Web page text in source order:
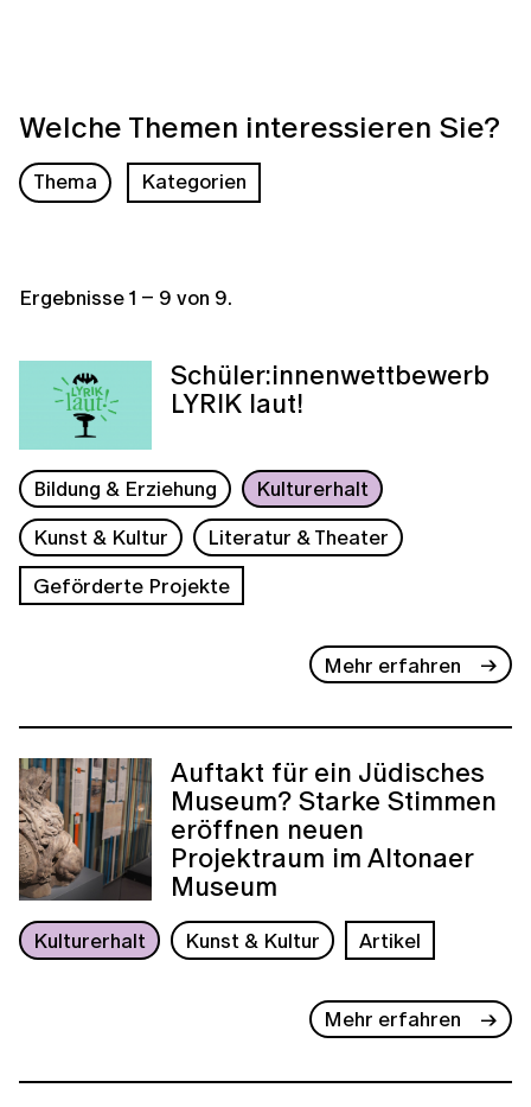
Welche Themen interessieren Sie?
Thema Kategorien
Ergebnisse1 – 9 von 9.
Schüler:innenwettbewerb
LYRIK laut!
Bildung & Erziehung
Kulturerhalt
Kunst & Kultur
Literatur & Theater
Geförderte Projekte
Mehr erfahren
Auftakt für ein Jüdisches
Museum? Starke Stimmen
eröffnen neuen
Projektraum im Altonaer
Museum
Kulturerhalt Kunst & Kultur Artikel
Mehr erfahren